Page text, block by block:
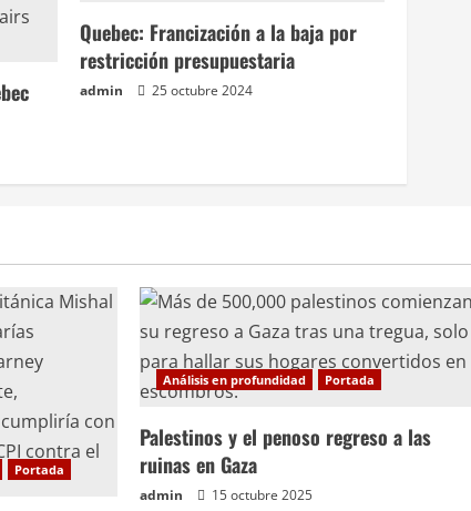
Quebec: Francización a la baja por
restricción presupuestaria
admin 25 octubre 2024
Portada
Análisis en profundidad Portada
Palestinos y el penoso regreso a las
ruinas en Gaza
admin 15 octubre 2025